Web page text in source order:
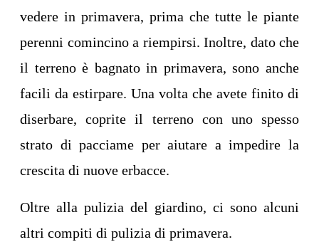
vedere in primavera, prima che tutte le piante
perenni comincino a riempirsi. Inoltre, dato che
il terreno è bagnato in primavera, sono anche
facili da estirpare. Una volta che avete finito di
diserbare, coprite il terreno con uno spesso
strato di pacciame per aiutare a impedire la
crescita di nuove erbacce.
Oltre alla pulizia del giardino, ci sono alcuni
altri compiti di pulizia di primavera.